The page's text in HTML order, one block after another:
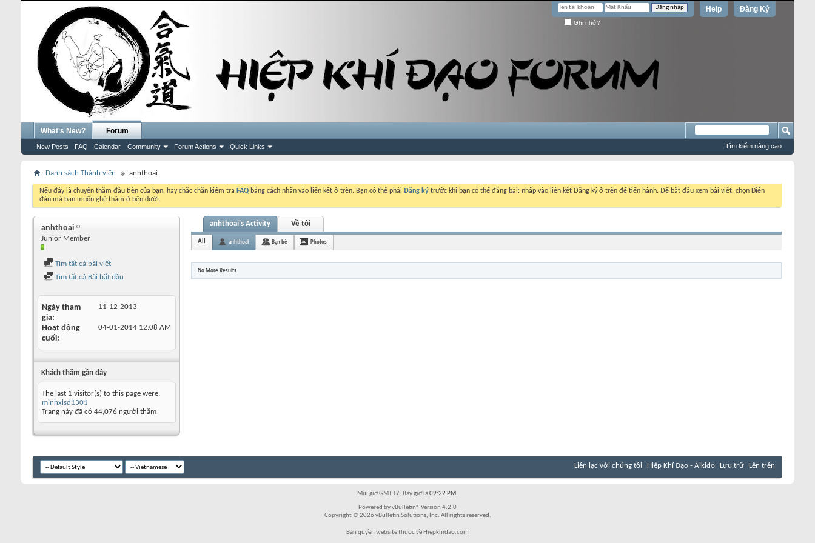
Đăng Ký
Help
Ghi nhớ?
What's New? Forum
New Posts FAQ Calendar Community Forum Actions Quick Links Tìm kiếm nâng cao
Danh sách Thành viên anhthoai
Nếu đây là chuyến thăm đầu tiên của bạn, hãy chắc chắn kiểm tra FAQ bằng cách nhấn vào liên kết ở trên. Bạn có thể phải Đăng ký trước khi bạn có thể đăng bài: nhấp vào liên kết Đăng ký ở trên để tiến hành. Để bắt đầu xem bài viết, chọn Diễn
đàn mà bạn muốn ghé thăm ở bên dưới.
anhthoai
Junior Member
Tìm tất cả bài viết
Tìm tất cả Bài bắt đầu
Ngày tham
gia
11-12-2013
Hoạt động
cuối
04-01-2014 12:08 AM
Khách thăm gần đây
The last 1 visitor(s) to this page were:
minhxisd1301
Trang này đã có 44,076 người thăm
anhthoai's Activity Về tôi
All anhthoai Bạn bè Photos
No More Results
Liên lạc với chúng tôi Hiệp Khí Đạo - Aikido Lưu trữ Lên trên
Múi giờ GMT +7. Bây giờ là09:22 PM.
Powered by vBulletin® Version 4.2.0
Copyright © 2026 vBulletin Solutions, Inc. All rights reserved.
Bản quyền website thuộc về Hiepkhidao.com